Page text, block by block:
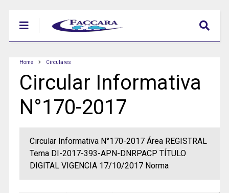
Home Circulares
Circular Informativa
N°170-2017
Circular Informativa N°170-2017 Área REGISTRAL
Tema DI-2017-393-APN-DNRPACP TÍTULO
DIGITAL VIGENCIA 17/10/2017 Norma